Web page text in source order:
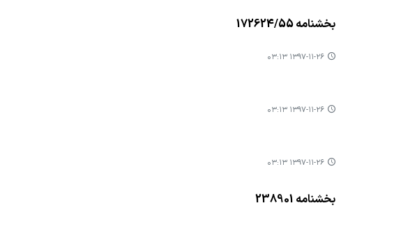
بخشنامه 172624/55
۱۳۹۷-۱۱-۲۶ ۰۳:۱۳
۱۳۹۷-۱۱-۲۶ ۰۳:۱۳
۱۳۹۷-۱۱-۲۶ ۰۳:۱۳
بخشنامه 238901